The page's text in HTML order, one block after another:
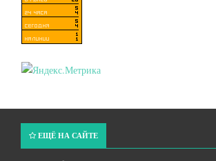
ЕЩЁ НА САЙТЕ